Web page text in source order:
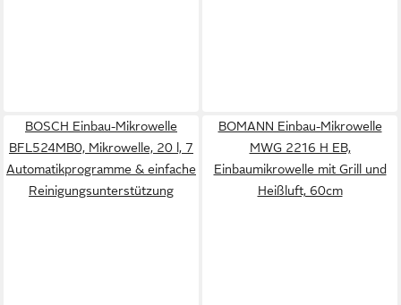
BOSCH Einbau-Mikrowelle
BFL524MB0, Mikrowelle, 20 l, 7
Automatikprogramme & einfache
Reinigungsunterstützung
BOMANN Einbau-Mikrowelle
MWG 2216 H EB,
Einbaumikrowelle mit Grill und
Heißluft, 60cm